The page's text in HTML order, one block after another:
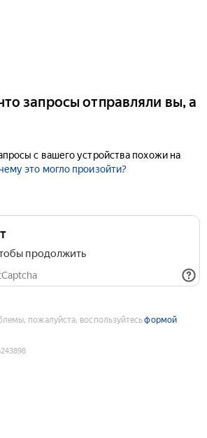
запросы отправляли вы, а
с вашего устройства похожи на
это могло произойти?
продолжить
пожалуйста, воспользуйтесьформой